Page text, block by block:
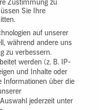
Zustimmung zu
Sie Ihre
auf unserer
während andere uns
zu verbessern.
werden (z. B. IP-
und Inhalte oder
Informationen über die
jederzeit unter